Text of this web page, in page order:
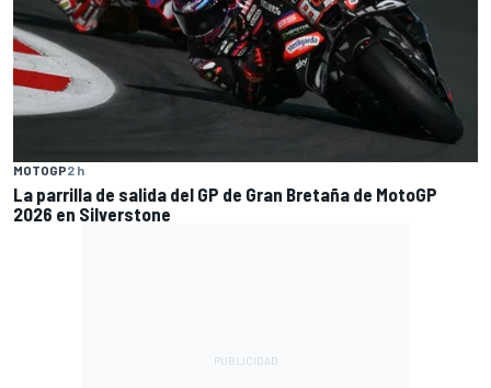
MOTOGP2 h
La parrilla de salida del GP de Gran Bretaña de MotoGP
2026 en Silverstone